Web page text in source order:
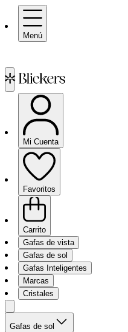
Menú
Mi Cuenta
Favoritos
Carrito
Gafas de vista
Gafas de sol
Gafas Inteligentes
Marcas
Cristales
Gafas de sol